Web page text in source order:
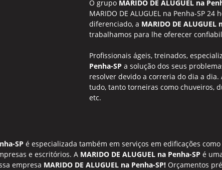
O grupo MARIDO DE ALUGUEL na
MARIDO DE ALUGUEL na Penha-SP
diferenciado, a MARIDO DE ALUGUEL
trabalhamos para lhe oferecer
Profissionais ágeis, treinados,
Penha-SP a solução dos seus
resolver devido a correria do dia a dia.
tudo, tanto torneiras como chuveiros,
etc.
SP é especializada também em serviços em edificações
e escritórios. A MARIDO DE ALUGUEL na Penha-SP é
empresa MARIDO DE ALUGUEL na Penha-SP! Orçamentos